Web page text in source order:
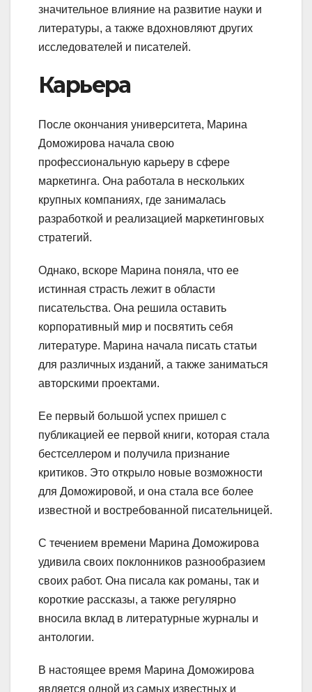
значительное влияние на развитие науки и
литературы, а также вдохновляют других
исследователей и писателей.
Карьера
После окончания университета, Марина
Доможирова начала свою
профессиональную карьеру в сфере
маркетинга. Она работала в нескольких
крупных компаниях, где занималась
разработкой и реализацией маркетинговых
стратегий.
Однако, вскоре Марина поняла, что ее
истинная страсть лежит в области
писательства. Она решила оставить
корпоративный мир и посвятить себя
литературе. Марина начала писать статьи
для различных изданий, а также заниматься
авторскими проектами.
Ее первый большой успех пришел с
публикацией ее первой книги, которая стала
бестселлером и получила признание
критиков. Это открыло новые возможности
для Доможировой, и она стала все более
известной и востребованной писательницей.
С течением времени Марина Доможирова
удивила своих поклонников разнообразием
своих работ. Она писала как романы, так и
короткие рассказы, а также регулярно
вносила вклад в литературные журналы и
антологии.
В настоящее время Марина Доможирова
является одной из самых известных и